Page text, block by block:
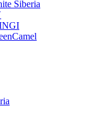
Siberia